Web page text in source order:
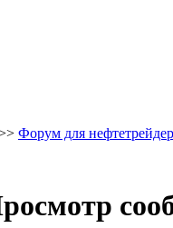
Форум для